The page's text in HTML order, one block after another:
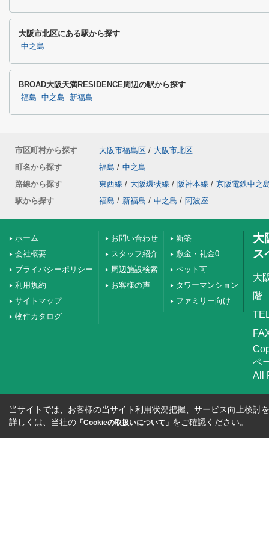
大阪市北区にある駅から探す
中之島
BROAD大阪天満RESIDENCE周辺の駅から探す
福島 中之島 新福島
市区町村から探す 大阪市福島区 / 大阪市北区
町名から探す
福島 / 中之島
路線から探す
東西線 / 大阪環状線 / 阪神本線 / 京阪電鉄中之
駅から探す
福島 / 新福島 / 中之島 / 阿波座
ホーム
会社概要
プライバシーポリシー
利用規約
サイトマップ
物件カタログ
お問い合わせ
スタッフ紹介
周辺施設検索
お客様の声
新築
敷金・礼金0
ペット可
タワーマンション
ファミリー向け
大
ス
大
階
ペ
All
当サイトでは、お客様の当サイト利用状況把握、サービス向上検討
詳しくは、当社の 「Cookieの取扱いについて」 をご確認ください。